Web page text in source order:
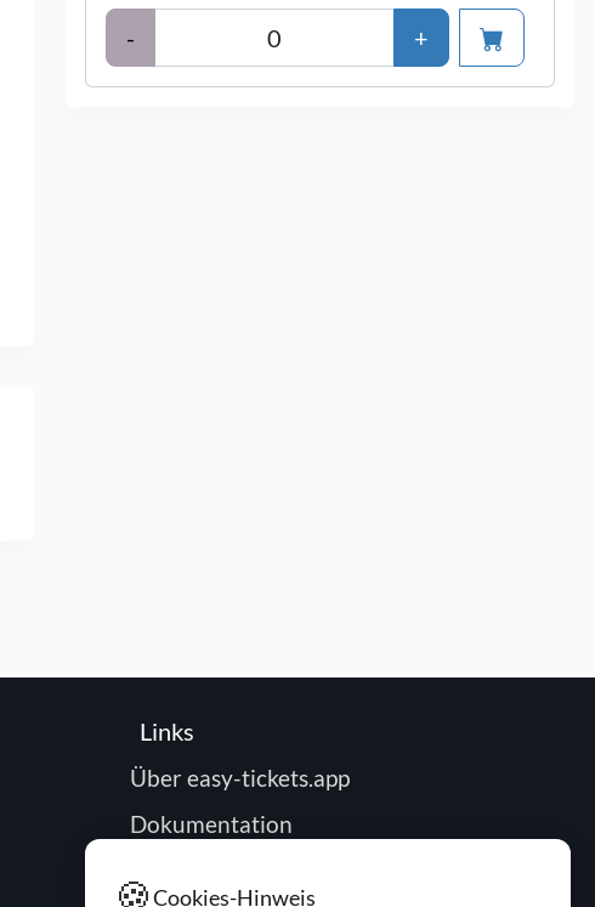
- +
Links
Über easy-tickets.app
Dokumentation
🍪Cookies-Hinweis